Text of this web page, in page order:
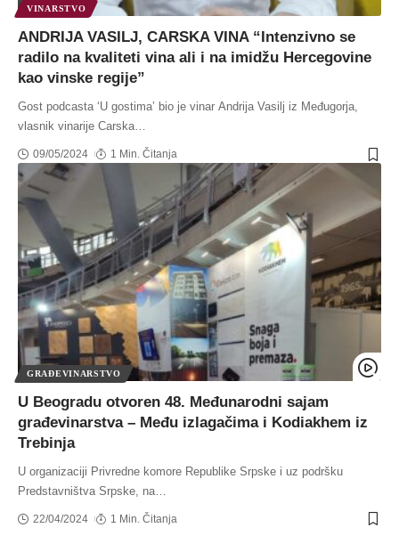
VINARSTVO
ANDRIJA VASILJ, CARSKA VINA “Intenzivno se
radilo na kvaliteti vina ali i na imidžu Hercegovine
kao vinske regije”
Gost podcasta ‘U gostima’ bio je vinar Andrija Vasilj iz Međugorja,
vlasnik vinarije Carska…
09/05/2024 1 Min. Čitanja
GRAĐEVINARSTVO
U Beogradu otvoren 48. Međunarodni sajam
građevinarstva – Među izlagačima i Kodiakhem iz
Trebinja
U organizaciji Privredne komore Republike Srpske i uz podršku
Predstavništva Srpske, na
22/04/2024 1 Min. Čitanja